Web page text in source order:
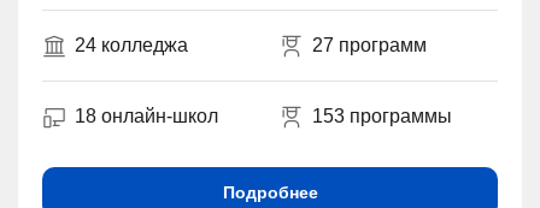
24 колледжа 27 программ
18 онлайн-школ 153 программы
Подробнее